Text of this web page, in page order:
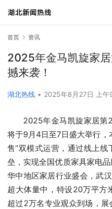
首页 资讯
2025年金马凯旋家
撼来袭！
湖北热线 • 2025年8月27日 上午
2025年金马凯旋家居第
将于9月4日至7日盛大举行，
售”双模式运营，通过线上
垒，实现全国优质家具家电
华中地区家居行业盛会，武
超大体量中，特设20万平方
超过2万名专业观众到场，